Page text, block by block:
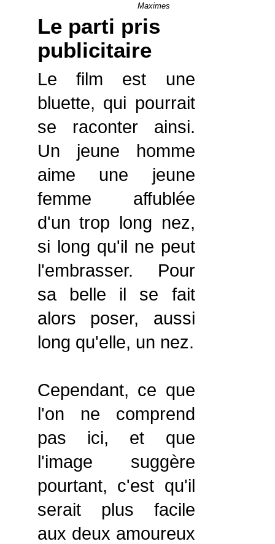
Maximes
Le parti pris
publicitaire
Le film est une
bluette, qui pourrait
se raconter ainsi.
Un jeune homme
aime une jeune
femme affublée
d'un trop long nez,
si long qu'il ne peut
l'embrasser. Pour
sa belle il se fait
alors poser, aussi
long qu'elle, un nez.
Cependant, ce que
l'on ne comprend
pas ici, et que
l'image suggère
pourtant, c'est qu'il
serait plus facile
aux deux amoureux